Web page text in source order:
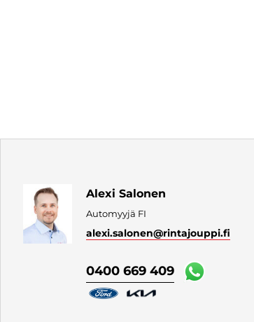
Alexi Salonen
Automyyjä FI
alexi.salonen@rintajouppi.fi
0400 669 409